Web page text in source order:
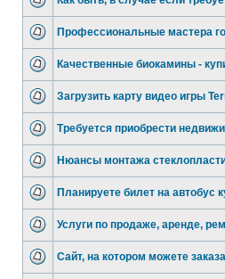
Профессиональные мастера
Качественные биокамины -
Загрузить карту видео игры
Требуется приобрести
Нюансы монтажа
Планируете билет на автобус
Услуги по продаже, аренде,
Сайт, на котором можете